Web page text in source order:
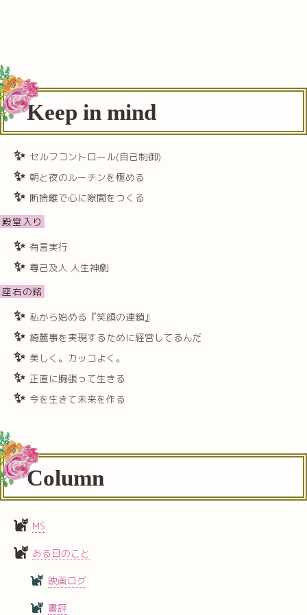
Keep in mind
セルフコントロール(自己制御)
朝と夜のルーチンを極める
断捨離で心に隙間をつくる
殿堂入り
有言実行
尊己及人 人生神劇
座右の銘
私から始める『笑顔の連鎖』
綺麗事を実現するために経営してるんだ
美しく。カッコよく。
正直に胸張って生きる
今を生きて未来を作る
Column
MS
ある日のこと
映画ログ
書評